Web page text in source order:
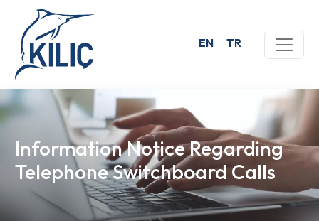
EN TR
Information Notice Regarding
Telephone Switchboard Calls